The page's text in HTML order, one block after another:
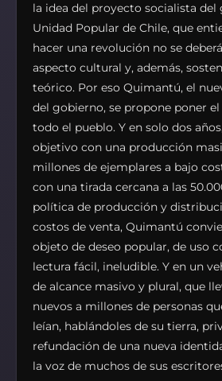
la idea del proyecto socialista del
Unidad Popular de Chile, que
hacer una revolución no se
aspecto cultural y, además,
teórico. Por eso Quimantú, el
del gobierno, se propone poner
todo el pueblo. Y en solo dos
objetivo con una producción
millones de ejemplares a bajo
con una tirada cercana a las
política de producción y
costos de venta, Quimantú
objeto de deseo popular, de uso
lectura fácil, ineludible. Y en un
de alcance masivo y plural, que
nuevos a millones de personas
leían, hablándoles de su tierra,
refundación de una nueva
la voz de muchos de sus